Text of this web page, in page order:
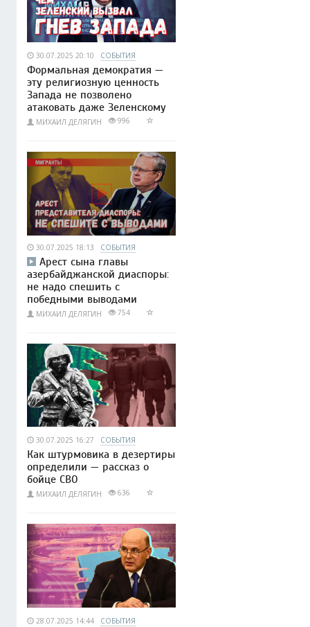
30.07.2025 20:10 СОБЫТИЯ
Формальная демократия —
эту религиозную ценность
Запада не позволено
атаковать даже Зеленскому
МИХАИЛ ДЕЛЯГИН 996
30.07.2025 18:13 СОБЫТИЯ
Арест сына главы
азербайджанской диаспоры:
не надо спешить с
победными выводами
МИХАИЛ ДЕЛЯГИН 754
30.07.2025 16:27 СОБЫТИЯ
Как штурмовика в дезертиры
определили — рассказ о
бойце СВО
МИХАИЛ ДЕЛЯГИН 636
28.07.2025 14:44 СОБЫТИЯ